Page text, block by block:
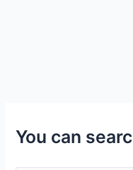
You can